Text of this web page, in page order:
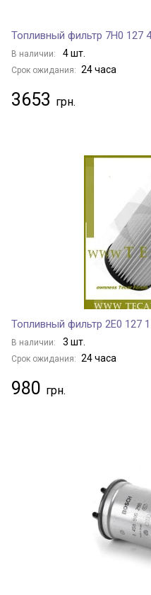
Топливный фильтр 7H0 127
В наличии: 4 шт.
Срок ожидания: 24 часа
3653
Топливный фильтр 2E0 127
В наличии: 3 шт.
Срок ожидания: 24 часа
980